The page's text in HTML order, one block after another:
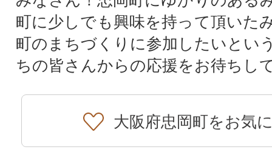
町に少しでも興味を持って頂いた
町のまちづくりに参加したいとい
ちの皆さんからの応援をお待ちし
大阪府忠岡町をお気